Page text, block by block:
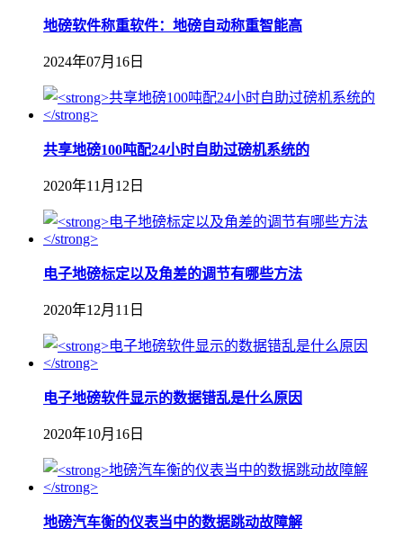
地磅软件称重软件：地磅自动称重智能高
2024年07月16日
共享地磅100吨配24小时自助过磅机系统的
2020年11月12日
电子地磅标定以及角差的调节有哪些方法
2020年12月11日
电子地磅软件显示的数据错乱是什么原因
2020年10月16日
地磅汽车衡的仪表当中的数据跳动故障解